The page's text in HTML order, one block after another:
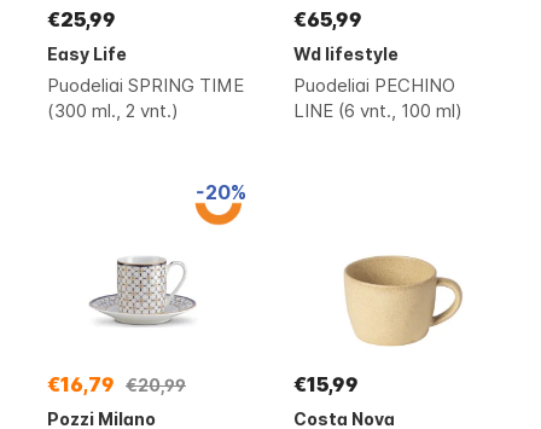
€25,99
Easy Life
Puodeliai SPRING TIME
(300 ml., 2 vnt.)
€65,99
Wd lifestyle
Puodeliai PECHINO
LINE (6 vnt., 100 ml)
-20%
€16,79 €20,99
Pozzi Milano
€15,99
Costa Nova